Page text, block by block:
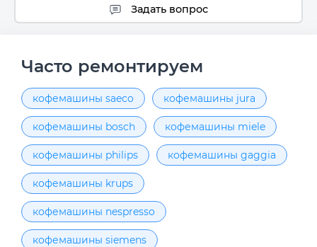
Задать вопрос
Часто ремонтируем
кофемашины saeco кофемашины jura
кофемашины bosch кофемашины miele
кофемашины philips кофемашины gaggia
кофемашины krups
кофемашины nespresso
кофемашины siemens